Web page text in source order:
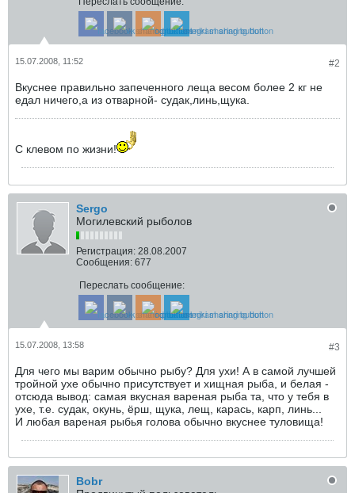
#2
15.07.2008, 11:52
Вкуснее правильно запеченного леща весом более 2 кг не
едал ничего,а из отварной- судак,линь,щука.
С клевом по жизни!
Sergo
Могилевский рыболов
Регистрация: 28.08.2007
Сообщения: 677
Переслать сообщение:
#3
15.07.2008, 13:58
Для чего мы варим обычно рыбу? Для ухи! А в самой лучшей
тройной ухе обычно присутствует и хищная рыба, и белая -
отсюда вывод: самая вкусная вареная рыба та, что у тебя в
ухе, т.е. судак, окунь, ёрш, щука, лещ, карась, карп, линь...
И любая вареная рыбья голова обычно вкуснее туловища!
Bobr